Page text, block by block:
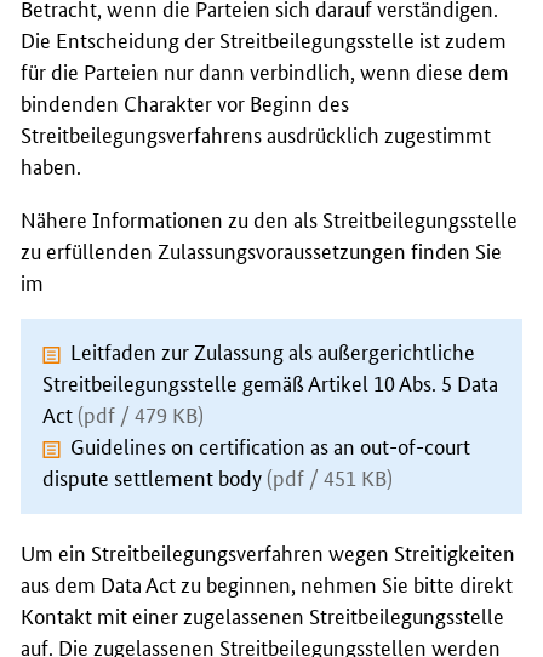
Betracht, wenn die Parteien sich darauf verständigen.
Die Entscheidung der Streitbeilegungsstelle ist zudem
für die Parteien nur dann verbindlich, wenn diese dem
bindenden Charakter vor Beginn des
Streitbeilegungsverfahrens ausdrücklich zugestimmt
haben.
Nähere Informationen zu den als Streitbeilegungsstelle
zu erfüllenden Zulassungsvoraussetzungen finden Sie
im
Leitfaden zur Zulassung als außergerichtliche
Streitbeilegungsstelle gemäß Artikel 10 Abs. 5 Data
Act (pdf / 479 KB)
Guidelines on certification as an out-of-court
dispute settlement body (pdf / 451 KB)
Um ein Streitbeilegungsverfahren wegen Streitigkeiten
aus dem Data Act zu beginnen, nehmen Sie bitte direkt
Kontakt mit einer zugelassenen Streitbeilegungsstelle
auf. Die zugelassenen Streitbeilegungsstellen werden